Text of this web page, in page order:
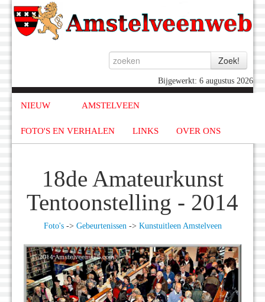
Bijgewerkt: 6 augustus 2026
NIEUW AMSTELVEEN
FOTO'S EN VERHALEN LINKS OVER ONS
18de Amateurkunst
Tentoonstelling - 2014
Foto's-> Gebeurtenissen-> Kunstuitleen Amstelveen